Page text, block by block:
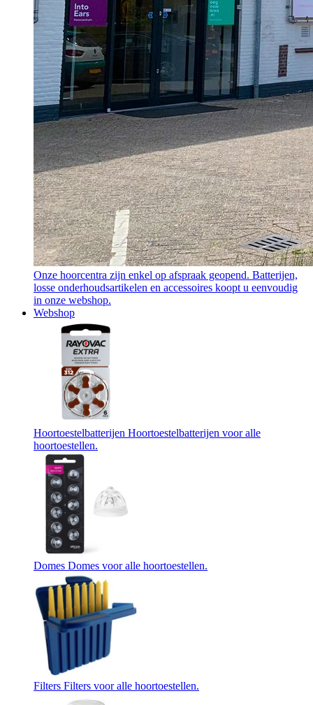
Onze hoorcentra zijn enkel op afspraak geopend. Batterijen,
losse onderhoudsartikelen en accessoires koopt u eenvoudig
in onze webshop.
Webshop
Hoortoestelbatterijen Hoortoestelbatterijen voor alle
hoortoestellen.
Domes Domes voor alle hoortoestellen.
Filters Filters voor alle hoortoestellen.